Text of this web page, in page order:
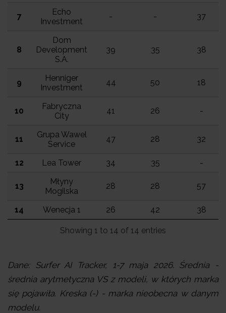
7
Echo
Investment
- - 37
8
Dom
Development
S.A.
39 35 38
9
Henniger
Investment
44 50 18
10
Fabryczna
City
41 26 -
11
Grupa Wawel
Service
47 28 32
12 Lea Tower 34 35 -
13
Młyny
Mogilska
28 28 57
14 Wenecja 1 26 42 38
Showing 1 to 14 of 14 entries
Dane: Surfer AI Tracker, 1-7 maja 2026. Średnia -
średnia arytmetyczna VS z modeli, w których marka
się pojawiła. Kreska (-) - marka nieobecna w danym
modelu.